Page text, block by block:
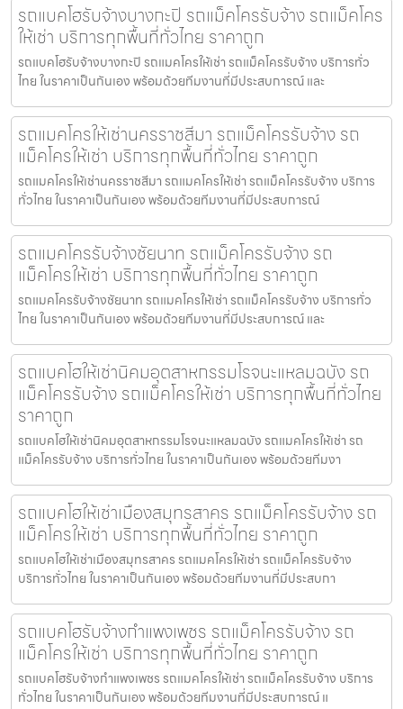
รถแบคโฮรับจ้างบางกะปิ รถแม็คโครรับจ้าง รถแม็คโคร
ให้เช่า บริการทุกพื้นที่ทั่วไทย ราคาถูก
รถแบคโฮรับจ้างบางกะปิ รถแมคโครให้เช่า รถแม็คโครรับจ้าง บริการทั่ว
ไทย ในราคาเป็นกันเอง พร้อมด้วยทีมงานที่มีประสบการณ์ และ
รถแมคโครให้เช่านครราชสีมา รถแม็คโครรับจ้าง รถ
แม็คโครให้เช่า บริการทุกพื้นที่ทั่วไทย ราคาถูก
รถแมคโครให้เช่านครราชสีมา รถแมคโครให้เช่า รถแม็คโครรับจ้าง บริการ
ทั่วไทย ในราคาเป็นกันเอง พร้อมด้วยทีมงานที่มีประสบการณ์
รถแมคโครรับจ้างชัยนาท รถแม็คโครรับจ้าง รถ
แม็คโครให้เช่า บริการทุกพื้นที่ทั่วไทย ราคาถูก
รถแมคโครรับจ้างชัยนาท รถแมคโครให้เช่า รถแม็คโครรับจ้าง บริการทั่ว
ไทย ในราคาเป็นกันเอง พร้อมด้วยทีมงานที่มีประสบการณ์ และ
รถแบคโฮให้เช่านิคมอุตสาหกรรมโรจนะแหลมฉบัง รถ
แม็คโครรับจ้าง รถแม็คโครให้เช่า บริการทุกพื้นที่ทั่วไทย
ราคาถูก
รถแบคโฮให้เช่านิคมอุตสาหกรรมโรจนะแหลมฉบัง รถแมคโครให้เช่า รถ
แม็คโครรับจ้าง บริการทั่วไทย ในราคาเป็นกันเอง พร้อมด้วยทีมงา
รถแบคโฮให้เช่าเมืองสมุทรสาคร รถแม็คโครรับจ้าง รถ
แม็คโครให้เช่า บริการทุกพื้นที่ทั่วไทย ราคาถูก
รถแบคโฮให้เช่าเมืองสมุทรสาคร รถแมคโครให้เช่า รถแม็คโครรับจ้าง
บริการทั่วไทย ในราคาเป็นกันเอง พร้อมด้วยทีมงานที่มีประสบกา
รถแบคโฮรับจ้างกำแพงเพชร รถแม็คโครรับจ้าง รถ
แม็คโครให้เช่า บริการทุกพื้นที่ทั่วไทย ราคาถูก
รถแบคโฮรับจ้างกำแพงเพชร รถแมคโครให้เช่า รถแม็คโครรับจ้าง บริการ
ทั่วไทย ในราคาเป็นกันเอง พร้อมด้วยทีมงานที่มีประสบการณ์ แ